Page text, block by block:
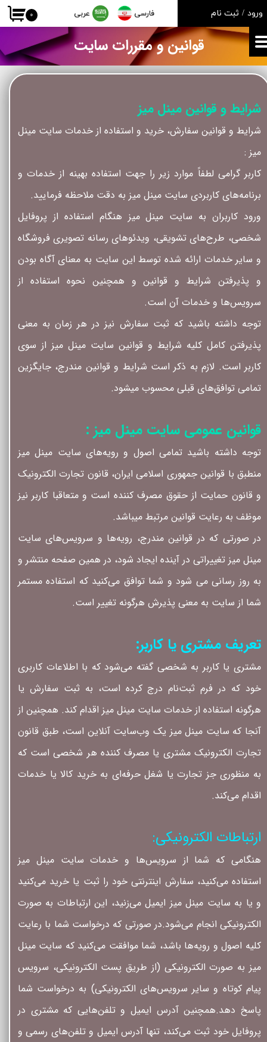
عربی فارسی ۰ ورود / ثبت نام
حساب کاربری من
تغییر گذر واژه
سفارشات
خروج از حساب کاربری
شرایط و قوانین مینل میز
شرایط و قوانین سفارش، خرید و استفاده از خدمات سایت مینل
میز :
کاربر گرامی لطفاً موارد زیر را جهت استفاده بهینه از خدمات و
برنامه‌‏های کاربردی سایت مینل میز به دقت ملاحظه فرمایید.
ورود کاربران به سایت مینل میز هنگام استفاده از پروفایل
شخصی، طرح‏‌های تشویقی، ویدئوهای رسانه تصویری فروشگاه
و سایر خدمات ارائه شده توسط این سایت به معنای آگاه بودن
و پذیرفتن شرایط و قوانین و همچنین نحوه استفاده از
سرویس‌‏ها و خدمات آن است.
توجه داشته باشید که ثبت سفارش نیز در هر زمان به معنی
پذیرفتن کامل کلیه شرایط و قوانین سایت مینل میز از سوی
کاربر است. لازم به ذکر است شرایط و قوانین مندرج، جایگزین
تمامی توافق‏‌های قبلی محسوب میشود.
قوانین عمومی سایت مینل میز :
توجه داشته باشید تمامی اصول و رویه‏‌های سایت مینل میز
منطبق با قوانین جمهوری اسلامی ایران، قانون تجارت الکترونیک
و قانون حمایت از حقوق مصرف کننده است و متعاقبا کاربر نیز
موظف به رعایت قوانین مرتبط میباشد.
در صورتی که در قوانین مندرج، رویه‏‌ها و سرویس‏‌های سایت
مینل میز تغییراتی در آینده ایجاد شود، در همین صفحه منتشر و
به روز رسانی می شود و شما توافق می‏‌کنید که استفاده مستمر
شما از سایت به معنی پذیرش هرگونه تغییر است.
تعریف مشتری یا کاربر:
مشتری یا کاربر به شخصی گفته می‌شود که با اطلاعات کاربری
خود که در فرم ثبت‌نام درج کرده است، به ثبت سفارش یا
هرگونه استفاده از خدمات سایت مینل میز اقدام کند. همچنین از
آنجا که سایت مینل میز یک وب‌سایت آنلاین است، طبق قانون
تجارت الکترونیک مشتری یا مصرف کننده هر شخصی است که
به منظوری جز تجارت یا شغل حرفه‌ای به خرید کالا یا خدمات
اقدام می‌کند.
ارتباطات الکترونیکی:
هنگامی که شما از سرویس‌‏ها و خدمات سایت مینل میز
استفاده می‏‌کنید، سفارش اینترنتی خود را ثبت یا خرید می‏‌کنید
و یا به سایت مینل میز ایمیل می‏‌زنید، این ارتباطات به صورت
الکترونیکی انجام می‏‌شود.در صورتی که درخواست شما با رعایت
کلیه اصول و رویه‏‌ها باشد، شما موافقت می‌‏کنید که سایت مینل
میز به صورت الکترونیکی (از طریق پست الکترونیکی، سرویس
پیام کوتاه و سایر سرویس‌های الکترونیکی) به درخواست شما
پاسخ دهد.همچنین آدرس ایمیل و تلفن‌هایی که مشتری در
پروفایل خود ثبت می‌کند، تنها آدرس ایمیل و تلفن‌های رسمی و
قوانین و مقررات سایت